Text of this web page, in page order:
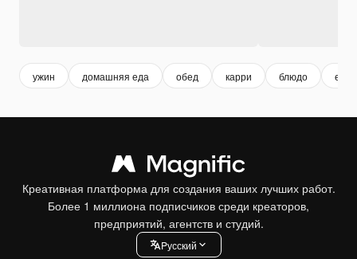
ужин домашняя еда обед карри блюдо еда
Креативная платформа для создания ваших лучших работ.
Более 1 миллиона подписчиков среди креаторов,
предприятий, агентств и студий.
Pусский